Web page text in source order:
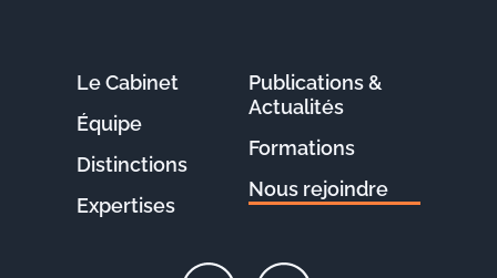
Le Cabinet
Équipe
Distinctions
Expertises
Publications &
Actualités
Formations
Nous rejoindre